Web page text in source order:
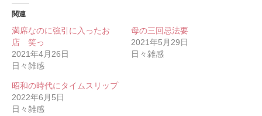
関連
満席なのに強引に入ったお
店 笑っ
2021年4月26日
日々雑感
母の三回忌法要
2021年5月29日
日々雑感
昭和の時代にタイムスリップ
2022年6月5日
日々雑感